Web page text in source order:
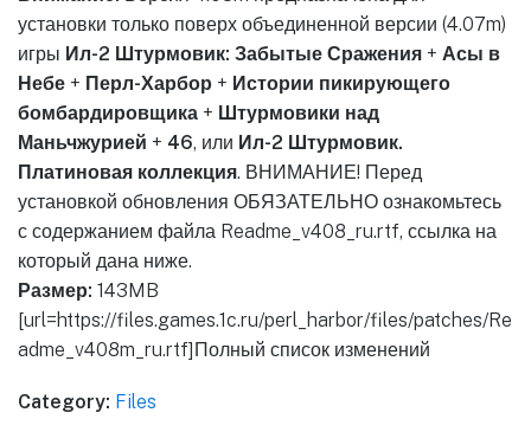
установки только поверх объединенной версии (4.07m)
игры Ил-2 Штурмовик: Забытые Сражения + Асы в
Небе + Перл-Харбор + Истории пикирующего
бомбардировщика + Штурмовики над
Маньчжурией + 46, или Ил-2 Штурмовик.
Платиновая коллекция. ВНИМАНИЕ! Перед
установкой обновления ОБЯЗАТЕЛЬНО ознакомьтесь
с содержанием файла Readme_v408_ru.rtf, ссылка на
который дана ниже.
Размер: 143MB
[url=https://files.games.1c.ru/perl_harbor/files/patches/Re
adme_v408m_ru.rtf]Полный список изменений
Category: Files